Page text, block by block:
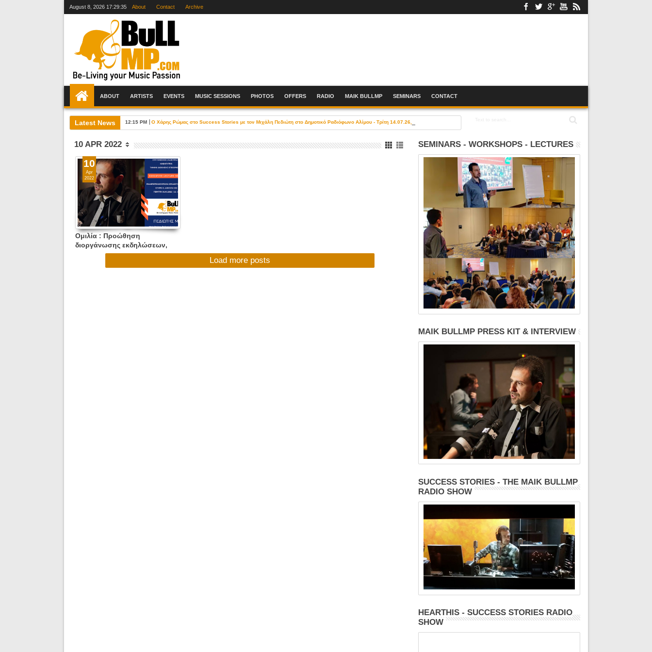
August 8, 2026 17:29:36 About Contact Archive
ABOUT ARTISTS EVENTS MUSIC SESSIONS PHOTOS OFFERS RADIO MAIK BULLMP SEMINARS CONTACT
Latest News 12:15 PM Ο Χάρης Ρώμας στο Success Stories με τον Μιχάλη Πεδιώτη στο Δημοτικό Ραδιόφωνο Αλίμου - Τρίτη 14.07.26, 19:00-21:00
10 APR 2022
Ομιλία : Προώθηση
διοργάνωσης εκδηλώσεων,
Πανεπιστήμιο Δυτικής Αττικής,
10
Apr
2022
Load more posts
SEMINARS - WORKSHOPS - LECTURES
MAIK BULLMP PRESS KIT & INTERVIEW
SUCCESS STORIES - THE MAIK BULLMP
RADIO SHOW
HEARTHIS - SUCCESS STORIES RADIO
SHOW